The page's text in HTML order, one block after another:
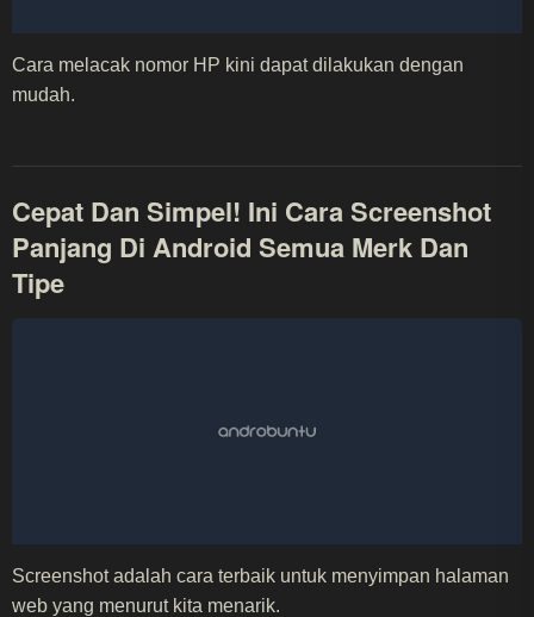
Cara melacak nomor HP kini dapat dilakukan dengan
mudah.
Cepat Dan Simpel! Ini Cara Screenshot
Panjang Di Android Semua Merk Dan
Tipe
Screenshot adalah cara terbaik untuk menyimpan halaman
web yang menurut kita menarik.